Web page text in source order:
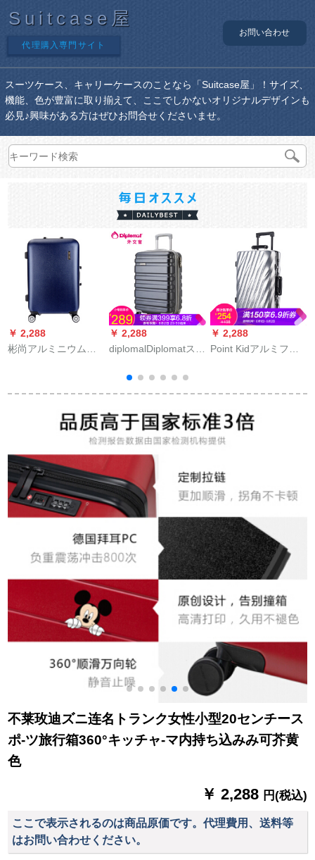
Suitcase屋
代理購入専門サイト
お問い合わせ
スーツケース、キャリーケースのことなら「Suitcase屋」！サイズ、
機能、色が豊富に取り揃えて、ここでしかないオリジナルデザインも
必見♪興味がある方はぜひお問合せくださいませ。
￥ 2,288
彬尚アルミニウムフ
チTSAロック搭载箱
24寸硬箱宝蓝色20寸
￥ 2,288
diplomalDiplomatスツ
スキー軽出张机内持
込みカオ拡充旅行箱
大容量TSAロック搭
载箱砥砂面TC-317シ
リズ鉄ビ灰-レベアー
プ
￥ 2,288
Point Kidアルミフュ
行箱を出し、男女
TSAロックがロック
機内持込み1708体の
銀をバッグにしま
不莱玫迪ズニ连名トランク女性小型20センチース
ポ-ツ旅行箱360°キッチャ-マ内持ち込みみ可芥黄
色
￥ 2,288 円(税込)
ここで表示されるのは商品原価です。代理費用、送料等
はお問い合わせください。